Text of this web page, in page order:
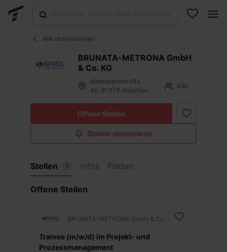
Alle Unternehmen
BRUNATA-METRONA GmbH
& Co. KG
Aidenbachstraße
40, 81379 München
850
Offene Stellen
Stellen abonnieren
Stellen 1 Infos Fakten
Offene Stellen
BRUNATA-METRONA GmbH & Co. KG
Trainee (m/w/d) im Projekt- und
Prozessmanagement